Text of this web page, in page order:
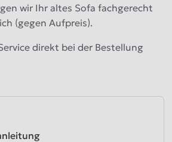
wir Ihr altes Sofa fachgerecht
(gegen Aufpreis).
direkt bei der Bestellung